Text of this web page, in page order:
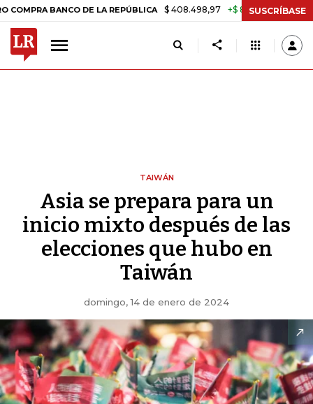
DE LA REPÚBLICA $ 408.498,97 +$ 8.753,81 +2,19% TASA
SUSCRÍBASE
TAIWÁN
Asia se prepara para un
inicio mixto después de las
elecciones que hubo en
Taiwán
domingo, 14 de enero de 2024